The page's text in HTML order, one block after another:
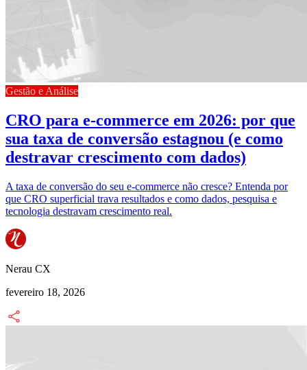
Gestão e Análise
CRO para e-commerce em 2026: por que
sua taxa de conversão estagnou (e como
destravar crescimento com dados)
A taxa de conversão do seu e-commerce não cresce? Entenda por
que CRO superficial trava resultados e como dados, pesquisa e
tecnologia destravam crescimento real.
Nerau CX
fevereiro 18, 2026